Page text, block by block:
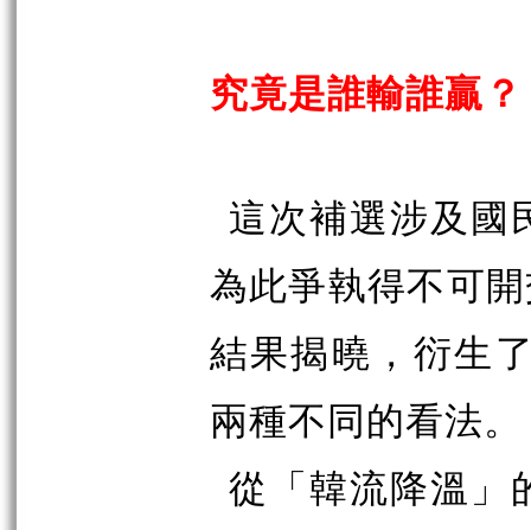
究竟是誰輸誰贏？
這次補選涉及國
為此爭執得不可
結果揭曉，衍生
兩種不同的看法。
從「韓流降溫」